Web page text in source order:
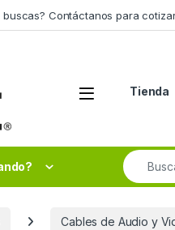
Contáctanos para
Tienda
Search
Cables de Audio y